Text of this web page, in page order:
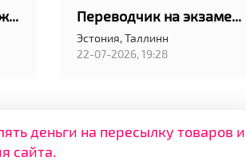
Калари Массаж а также классический шведский Переводчик на экзамен в АРК в Таллинн
Эстония,Таллинн
22-07-2026, 19:28
деньги на пересылку товаров и
сайта.